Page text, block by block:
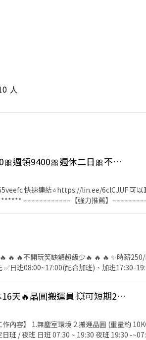
人
👍 🎀樹林久坐組裝🎀高時薪260🎀週領9400🎀週休二日🎀不加班也ok
快速連結⭐https://lin.ee/6clCJUF 可
✨漲薪啦!!! ❣️超
超讚 ❣️門口就有公車站牌⏩搭公車超方便 ❣️履歷書
容: 3C零件久坐組裝，操作桌上型機台，工
班20:00~04:30，如有加班05:00~08:00 ►休
津貼加班) 夜班時薪260/H⏩薪資約
包回家) 夜班自理(有販賣機) -----距離貼心查詢----- ※樹林興仁夜市
859 (泰山-
🔥 🔥 ✨時薪250/H✨時薪250/H✨時薪250/H ✨稍稍加班
✅日班08:00~17:00(配合加班)、加班17:30-
現金 #坐著上班 #立即上公 加上我的官方：
👍 長短期皆可‼️做二休二✨月休16天🔥晶圓搬運員 💥可短期2-3個月
內容】 1.無塵室環境 2.搬運晶圓 (重量約
/ 夜班 日班 07:30 ~ 19:30 夜班 19:30 -~07:30